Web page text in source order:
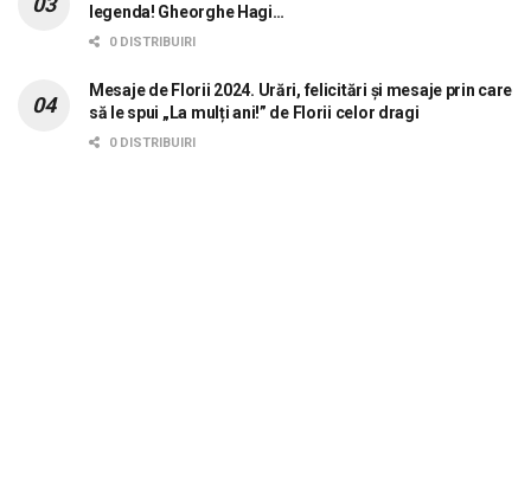
legenda! Gheorghe Hagi…
0 DISTRIBUIRI
Mesaje de Florii 2024. Urări, felicitări și mesaje prin care
să le spui „La mulți ani!” de Florii celor dragi
0 DISTRIBUIRI